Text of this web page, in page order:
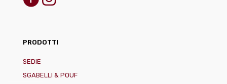
PRODOTTI
SEDIE
SGABELLI & POUF